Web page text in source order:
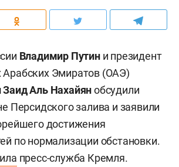
Владимир Путини президент
Эмиратов (ОАЭ)
Аль Нахайянобсудили
Персидского залива и заявили
достижения
по нормализации обстановки.
пресс-служба Кремля.